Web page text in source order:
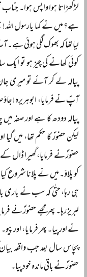
لڑکھڑاتا ہوا واپس ہوا۔ جناب
ہے؟ میں نے کہا یارسول
لیا تھا کہ بھوک لگی ہوئی
کوئی کھانے کی چیز ہو تو
پیالہ لے کر آئے تو میری
آپؐ نے فرمایا، ابوہریرہ! جاؤ
پیالہ دودھ کا ہے اور صفہ
لیکن حضورؐ کا حکم تھا، میں
حضورؐ نے فرمایا، گھیرا ڈال
کو پلاؤ۔ میں نے پلانا شروع
ہی رہا، حتٰی کہ سب نے باری
لبریز رہا۔ پھر مجھے حضورؐ نے
نے اور پیا۔ پھر فرمایا، اور
پچاس سال بعد جب واقعہ بیان
حضورؐ نے باقی ماندہ خود پیا۔